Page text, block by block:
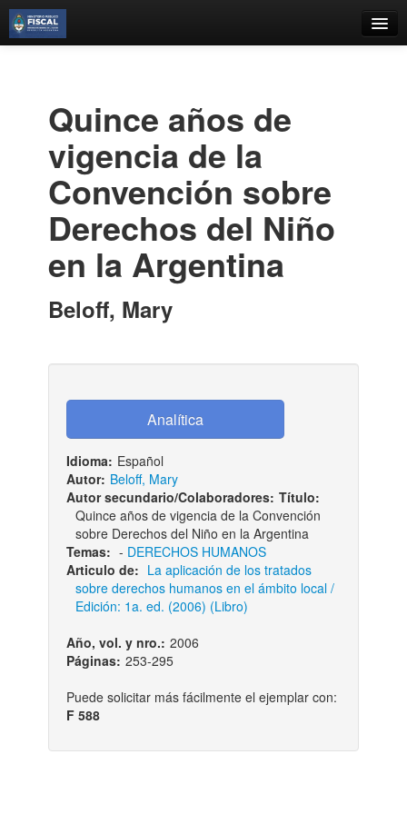
Estantes Virtuales
Contacto
Iniciar sesión
Quince años de
vigencia de la
Convención sobre
Derechos del Niño
en la Argentina
Beloff, Mary
Idioma: Español
Autor: Beloff, Mary
Autor secundario/Colaboradores: Título:
Quince años de vigencia de la Convención
sobre Derechos del Niño en la Argentina
Temas: - DERECHOS HUMANOS
Articulo de: La aplicación de los tratados
sobre derechos humanos en el ámbito local /
Edición: 1a. ed. (2006) (Libro)
Año, vol. y nro.: 2006
Páginas: 253-295
Puede solicitar más fácilmente el ejemplar con:
F 588